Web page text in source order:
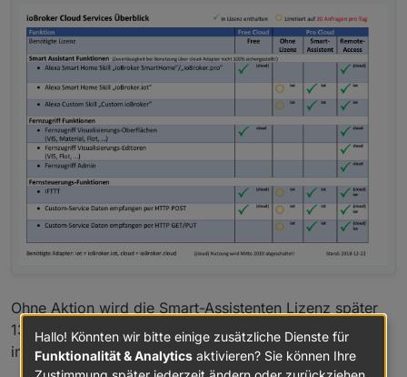
Ohne Aktion wird die Smart-Assistenten Lizenz später
13,80€ für 6 Monate (2,30€ im Monat) und 21€ (1,75€
im Monat) für ein Jahr kosten.
Hallo! Könnten wir bitte einige zusätzliche Dienste für
Funktionalität & Analytics aktivieren? Sie können Ihre